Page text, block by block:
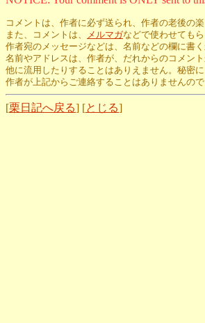
コメントは、作者に必ず送られ、作者の老後の
また、コメントは、
メルマガなどで使わせてもら
作者宛のメッセージなどは、名前などの欄に書く
名前やアドレスは、作者が、だれからのコメン
他に流用したりすることはありえません。秘密に
作者が上記からご連絡することはありませんの
[栗日記へ戻る] [とじる]